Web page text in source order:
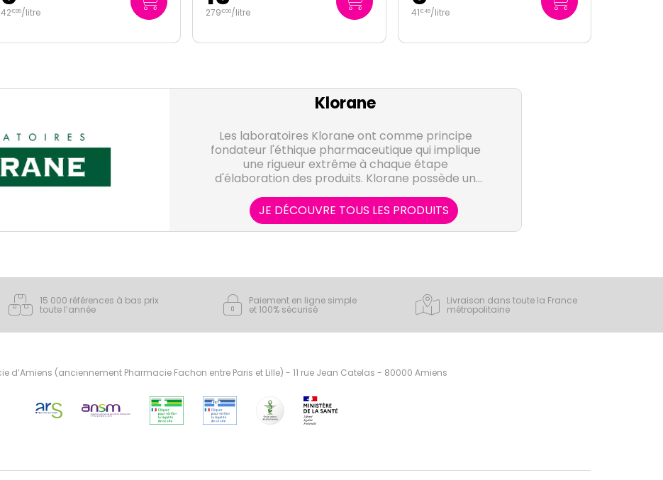
279€00/litre 41€45/litre 22€25/litre
Klorane
Les laboratoires Klorane ont comme principe
fondateur l'éthique pharmaceutique qui implique
une rigueur extrême à chaque étape
d'élaboration des produits. Klorane possède un
protèger notre patrimoine végétal.
JE DÉCOUVRE TOUS LES PRODUITS
15 000 références à bas prix
toute l’année
Paiement en ligne simple
et 100% sécurisé
Livraison dans toute la France
métropolitaine
d’Amiens (anciennement Pharmacie Fachon entre Paris et Lille) - 11 rue Jean Catelas - 80000 Amiens